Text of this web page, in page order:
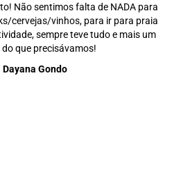
Não sentimos falta de NADA para
cervejas/vinhos, para ir para praia
sempre teve tudo e mais um
do que precisávamos!
Dayana Gondo